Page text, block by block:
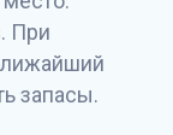
При
запасы.